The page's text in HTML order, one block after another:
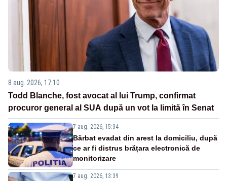
8 aug. 2026, 17:10
Todd Blanche, fost avocat al lui Trump, confirmat
procuror general al SUA după un vot la limită în Senat
7 aug. 2026, 15:34
Bărbat evadat din arest la domiciliu, după
ce ar fi distrus brățara electronică de
monitorizare
7 aug. 2026, 13:39